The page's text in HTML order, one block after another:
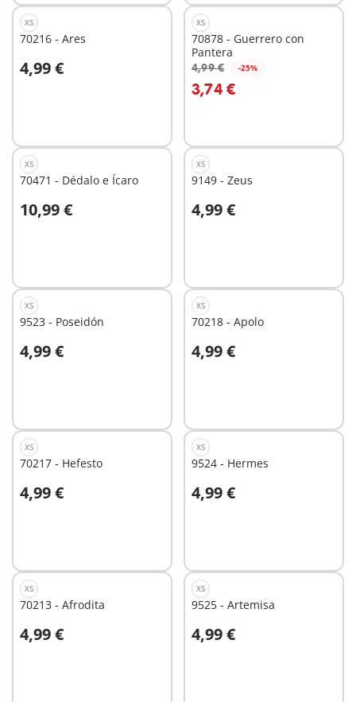
XS
70216 - Ares
4,99 €
A la cesta
XS
70878 - Guerrero con
Pantera
4,99 € -25%
3,74 €
A la cesta
XS
70471 - Dédalo e Ícaro
10,99 €
A la cesta
XS
9149 - Zeus
4,99 €
A la cesta
XS
9523 - Poseidón
4,99 €
A la cesta
XS
70218 - Apolo
4,99 €
A la cesta
XS
70217 - Hefesto
4,99 €
A la cesta
XS
9524 - Hermes
4,99 €
A la cesta
XS
70213 - Afrodita
4,99 €
A la cesta
XS
9525 - Artemisa
4,99 €
A la cesta